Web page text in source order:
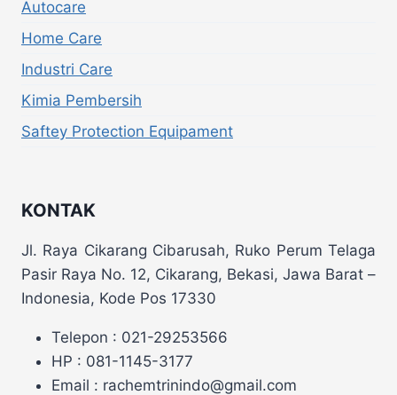
Autocare
Home Care
Industri Care
Kimia Pembersih
Saftey Protection Equipament
KONTAK
Jl. Raya Cikarang Cibarusah, Ruko Perum Telaga
Pasir Raya No. 12, Cikarang, Bekasi, Jawa Barat –
Indonesia, Kode Pos 17330
Telepon : 021-29253566
HP : 081-1145-3177
Email : rachemtrinindo@gmail.com